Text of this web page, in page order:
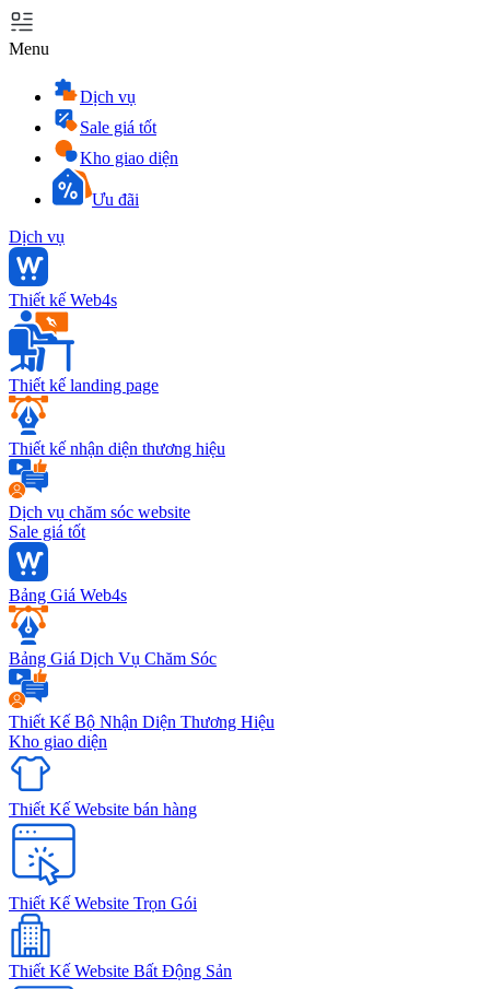
Menu
Dịch vụ
Sale giá tốt
Kho giao diện
Ưu đãi
Dịch vụ
Thiết kế Web4s
Thiết kế landing page
Thiết kế nhận diện thương hiệu
Dịch vụ chăm sóc website
Sale giá tốt
Bảng Giá Web4s
Bảng Giá Dịch Vụ Chăm Sóc
Thiết Kế Bộ Nhận Diện Thương Hiệu
Kho giao diện
Thiết Kế Website bán hàng
Thiết Kế Website Trọn Gói
Thiết Kế Website Bất Động Sản